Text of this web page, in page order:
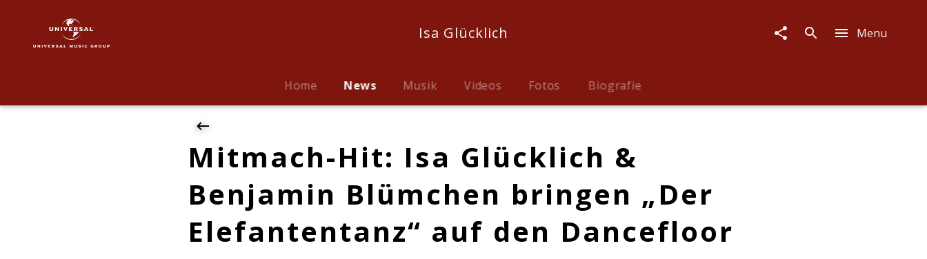
Glücklich
Hit:
Isa Glücklich Menu
Home News Musik Videos Fotos Biografie
Mitmach-Hit: Isa Glücklich &
Benjamin Blümchen bringen „Der
Elefantentanz“ auf den Dancefloor